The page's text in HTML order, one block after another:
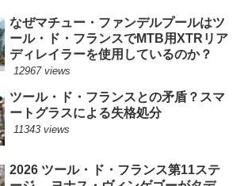
なぜマチュー・ファンデルプールはツ
ール・ド・フランスでMTB用XTRリア
ディレイラーを使用しているのか？
12967 views
ツール・ド・フランスとの矛盾？スマ
ートグラスによる失格処分
11343 views
2026 ツール・ド・フランス第11ステ